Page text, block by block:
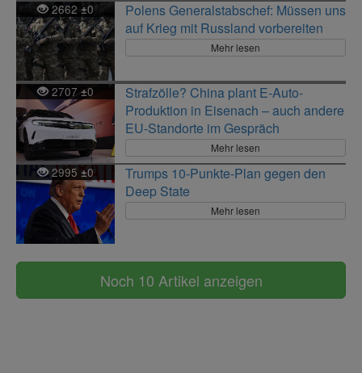
2662±0
Polens Generalstabschef: Müssen uns
auf Krieg mit Russland vorbereiten
Mehr lesen
2707±0
Strafzölle? China plant E-Auto-
Produktion in Eisenach – auch andere
EU-Standorte im Gespräch
Mehr lesen
2995±0
Trumps 10-Punkte-Plan gegen den
Deep State
Mehr lesen
Noch 10 Artikel anzeigen